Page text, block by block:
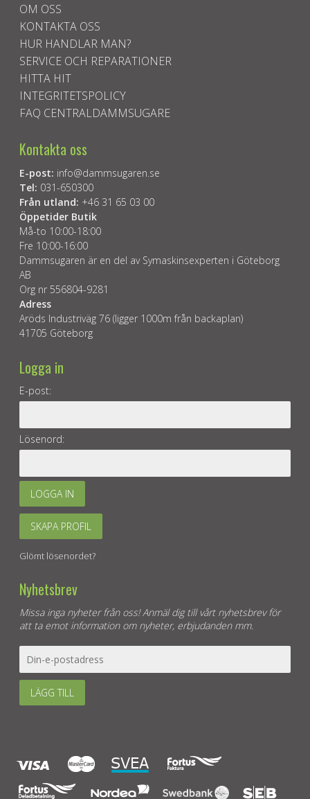
OM OSS
KONTAKTA OSS
HUR HANDLAR MAN?
SERVICE OCH REPARATIONER
HITTA HIT
INTEGRITETSPOLICY
FAQ CENTRALDAMMSUGARE
Kontakta oss
E-post: info@dammsugaren.se
Tel: 031-650300
Från utland: +46 31 65 03 00
Öppetider Butik
Må-to 10:00-18:00
Fre 10:00-16:00
Dammsugaren är en del av Symaskinsexperten i Göteborg
AB
Org nr 556804-9281
Adress
Aröds Industriväg 76 (ligger 1000m från backaplan)
41705 Göteborg
Logga in
E-post:
Lösenord:
LOGGA IN
SKAPA PROFIL
Glömt lösenordet?
Nyhetsbrev
Missa inga nyheter från oss! Anmäl dig till vårt nyhetsbrev för
att ta emot information om nyheter, erbjudanden mm.
LÄGG TILL